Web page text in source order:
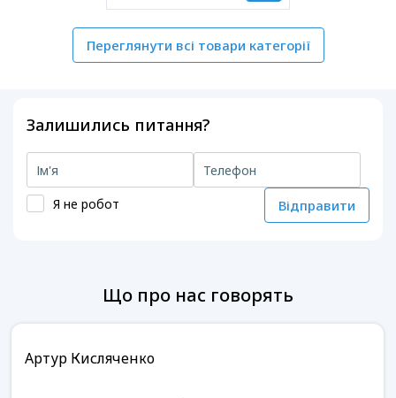
Переглянути всі товари категорії
Залишились питання?
Я не робот Відправити
Що про нас говорять
Артур Кисляченко